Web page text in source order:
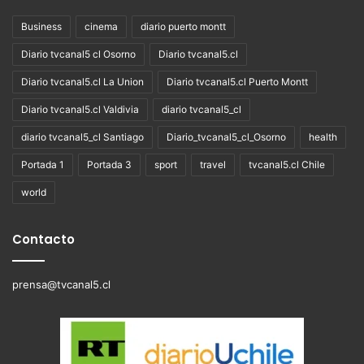
Business cinema diario puerto montt
Diario tvcanal5 cl Osorno Diario tvcanal5.cl
Diario tvcanal5.cl La Union Diario tvcanal5.cl Puerto Montt
Diario tvcanal5.cl Valdivia diario tvcanal5_cl
diario tvcanal5_cl Santiago Diario_tvcanal5_cl_Osorno health
Portada 1 Portada 3 sport travel tvcanal5.cl Chile
world
Contacto
prensa@tvcanal5.cl